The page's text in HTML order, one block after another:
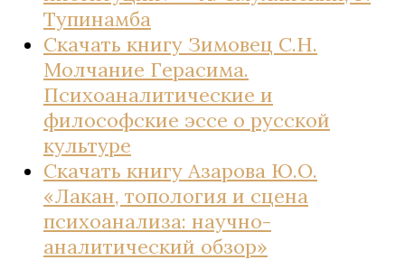
Тупинамба
Скачать книгу Зимовец С.Н.
Молчание Герасима.
Психоаналитические и
философские эссе о русской
культуре
Скачать книгу Азарова Ю.О.
«Лакан, топология и сцена
психоанализа: научно-
аналитический обзор»